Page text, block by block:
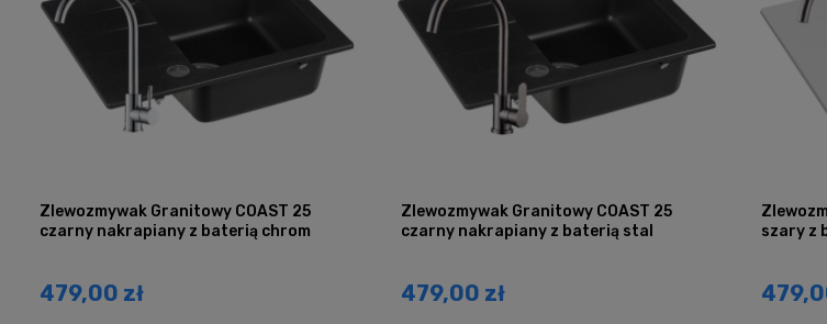
Zlewozmywak Granitowy COAST 25
czarny nakrapiany z baterią chrom
479,00 zł
Zlewozmywak Granitowy COAST 25
czarny nakrapiany z baterią stal
479,00 zł
szary z